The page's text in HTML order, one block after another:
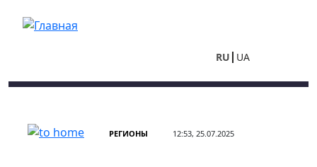
RU UA
РЕГИОНЫ 12:53, 25.07.2025